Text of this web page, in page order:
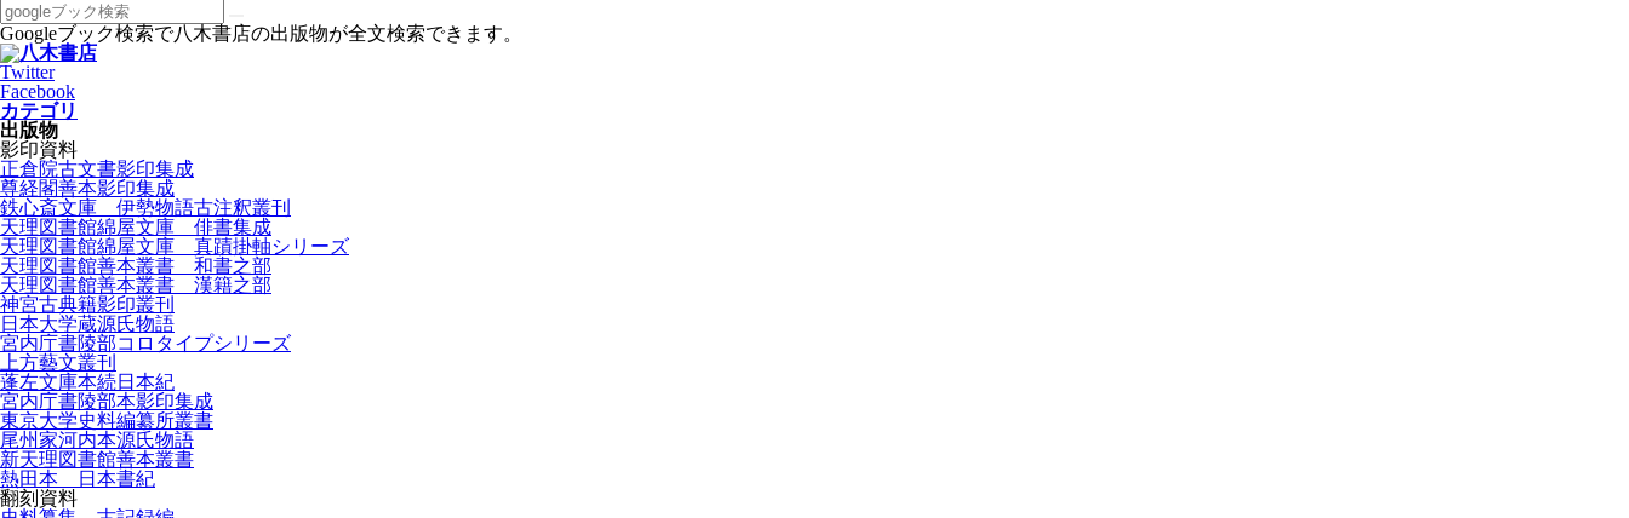
Googleブック検索で八木書店の出版物が全文検索できます。
Twitter
Facebook
カテゴリ
出版物
影印資料
正倉院古文書影印集成
尊経閣善本影印集成
鉄心斎文庫 伊勢物語古注釈叢刊
天理図書館綿屋文庫 俳書集成
天理図書館綿屋文庫 真蹟掛軸シリーズ
天理図書館善本叢書 和書之部
天理図書館善本叢書 漢籍之部
神宮古典籍影印叢刊
日本大学蔵源氏物語
宮内庁書陵部コロタイプシリーズ
上方藝文叢刊
蓬左文庫本続日本紀
宮内庁書陵部本影印集成
東京大学史料編纂所叢書
尾州家河内本源氏物語
新天理図書館善本叢書
熱田本 日本書紀
翻刻資料